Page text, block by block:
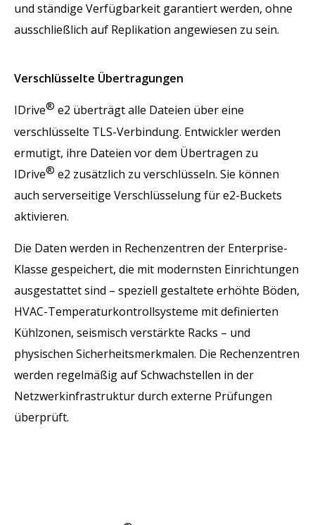
und ständige Verfügbarkeit garantiert werden, ohne
ausschließlich auf Replikation angewiesen zu sein.
Verschlüsselte Übertragungen
IDrive® e2 überträgt alle Dateien über eine
verschlüsselte TLS-Verbindung. Entwickler werden
ermutigt, ihre Dateien vor dem Übertragen zu
IDrive® e2 zusätzlich zu verschlüsseln. Sie können
auch serverseitige Verschlüsselung für e2-Buckets
aktivieren.
Die Daten werden in Rechenzentren der Enterprise-
Klasse gespeichert, die mit modernsten Einrichtungen
ausgestattet sind – speziell gestaltete erhöhte Böden,
HVAC-Temperaturkontrollsysteme mit definierten
Kühlzonen, seismisch verstärkte Racks – und
physischen Sicherheitsmerkmalen. Die Rechenzentren
werden regelmäßig auf Schwachstellen in der
Netzwerkinfrastruktur durch externe Prüfungen
überprüft.